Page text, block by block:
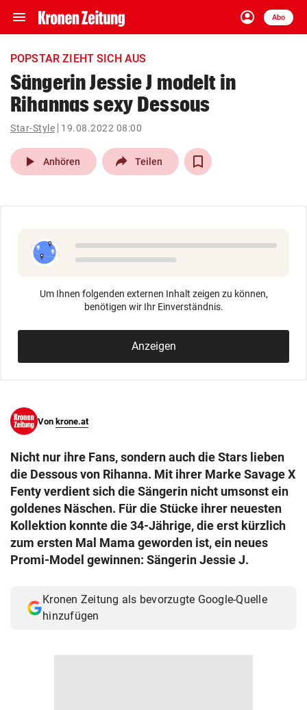
menu Navigation
ein-/ausklappen
account_circle
Anmelden
Abo
close Schließen
account_circle Anmelden
arrow_right
pin_drop
Wien arrow_right
search
eingeben
POPSTAR ZIEHT SICH AUS
Sängerin Jessie J modelt in
Rihannas sexy Dessous
Star-Style 19.08.2022 08:00
play_arrow Anhören Teilen
Um Ihnen folgenden externen Inhalt zeigen zu können,
benötigen wir Ihr Einverständnis.
Anzeigen
Von krone.at
Nicht nur ihre Fans, sondern auch die Stars lieben
die Dessous von Rihanna. Mit ihrer Marke Savage X
Fenty verdient sich die Sängerin nicht umsonst ein
goldenes Näschen. Für die Stücke ihrer neuesten
Kollektion konnte die 34-Jährige, die erst kürzlich
zum ersten Mal Mama geworden ist, ein neues
Promi-Model gewinnen: Sängerin Jessie J.
Kronen Zeitung als bevorzugte Google-Quelle
hinzufügen